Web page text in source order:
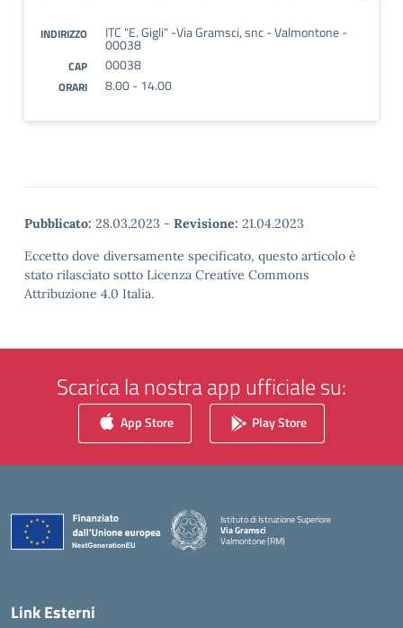
INDIRIZZO ITC "E. Gigli" -Via Gramsci, snc - Valmontone -
00038
CAP 00038
ORARI 8.00 - 14.00
Pubblicato: 28.03.2023 - Revisione: 21.04.2023
Eccetto dove diversamente specificato, questo articolo è
stato rilasciato sotto Licenza Creative Commons
Attribuzione 4.0 Italia.
Scarica la nostra app ufficiale su:
App Store Play Store
Istituto di Istruzione Superiore
Via Gramsci
Valmontone (RM)
Link Esterni